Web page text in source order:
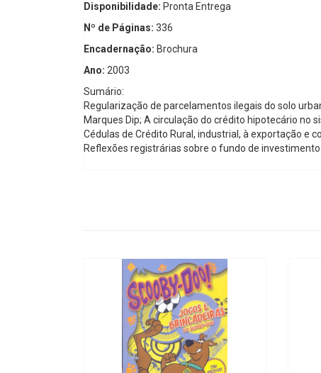
Disponibilidade: Pronta Entrega
Nº de Páginas: 336
Encadernação: Brochura
Ano: 2003
Sumário:
Regularização de parcelamentos ilegais do solo
Marques Dip; A circulação do crédito hipotecário no
Cédulas de Crédito Rural, industrial, à exportação e
Reflexões registrárias sobre o fundo de